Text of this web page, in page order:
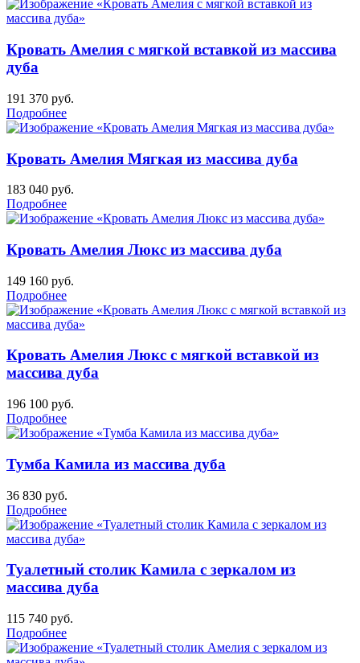
Кровать Амелия с мягкой вставкой из массива
дуба
191 370 руб.
Подробнее
Кровать Амелия Мягкая из массива дуба
183 040 руб.
Подробнее
Кровать Амелия Люкс из массива дуба
149 160 руб.
Подробнее
Кровать Амелия Люкс с мягкой вставкой из
массива дуба
196 100 руб.
Подробнее
Тумба Камила из массива дуба
36 830 руб.
Подробнее
Туалетный столик Камила с зеркалом из
массива дуба
115 740 руб.
Подробнее